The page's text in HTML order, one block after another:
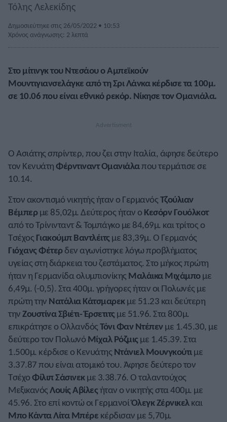
Τόλης Λελεκίδης
Δημοσιεύτηκε στις 26/05/2022 • 10:53
Χρόνος ανάγνωσης: 2 λεπτά
Στο μίτινγκ του Ντεσάου ο Αμπεϊκούν
Μουντιγιανσελάγκε από τη Σρι Λάνκα κέρδισε τα 100μ.
σε 10.06 που είναι εθνικό ρεκόρ. Νίκησε τον Ομανιάλα.
Ο Ασιάτης σπρίντερ, που ζει στην Ιταλία, άφησε δεύτερο
τον ΚενυάτηΦέρντιναντ Ομανιάλαπου τερμάτισε σε
10.14.
Στον ακοντισμό νικητής ήταν ο ΓερμανόςΤζούλιαν
Βέμπερμε 85,02μ. Δεύτερος ήταν ο Κεσόρν Γουόλκοτ
από το Τρίνινταντ & Τομπάγκο με 84,69μ. και τρίτος ο
Τσέχος Γιακούμπ Βαντλέιτςμε 83,39μ. Ο Γερμανός
Γιόχανς Φέτερδεν αγωνίστηκε λόγω προβλήματος
υγείας στη διάρκεια του ζεστάματος. Στο μήκος πρώτη
ήταν η Γερμανίδα ολυμπιονίκης Μαλάικα Μιχάμπομε
6,49μ. (-0,5). Στα 400μ. γρήγορες ήταν οι Πολωνές με
πρώτη την Νατάλια Κάτσμαρεκμε 51.23 και δεύτερη
τηνΖουστίνα Σβιέτι- Έρσετιτςμε 51.96. Στα 800μ.
επικράτησε ο ΟλλανδόςΤόνι Φαν Ντέπενμε 1.45.30, με
δεύτερο τον Πολωνό Μίχαλ Ρόζμιςμε 1.45.39. Στα
1.500μ. κέρδισε ο Κενυάτης Ντάνιελ Μουνγκούτιμε
3.37.87 που είναι ατομικό του. Άφησε δεύτερο τον
ΤσέχοΦίλιπ Σάσινεκμε 3.38.76. Ο ταλαντούχος
ΜεξικανόςΛουίς Αβίλεςήταν ο νικητής στα 400μ. με
45.96. Στο επί κοντώ οι ΓερμανοίΌλεγκ Ζέρνικελκαι
Μπο Κάντα Λίτα Μπέρε κέρδισαν με 5,70μ.